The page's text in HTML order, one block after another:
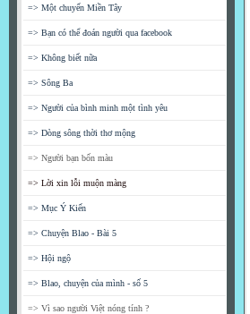
=> Một chuyến Miền Tây
=> Bạn có thể đoán người qua facebook
=> Không biết nữa
=> Sông Ba
=> Người của bình minh một tình yêu
=> Dòng sông thời thơ mộng
=> Người bạn bốn màu
=> Lời xin lỗi muộn màng
=> Mục Ý Kiến
=> Chuyện Blao - Bài 5
=> Hội ngộ
=> Blao, chuyện của mình - số 5
=> Vì sao người Việt nóng tính ?